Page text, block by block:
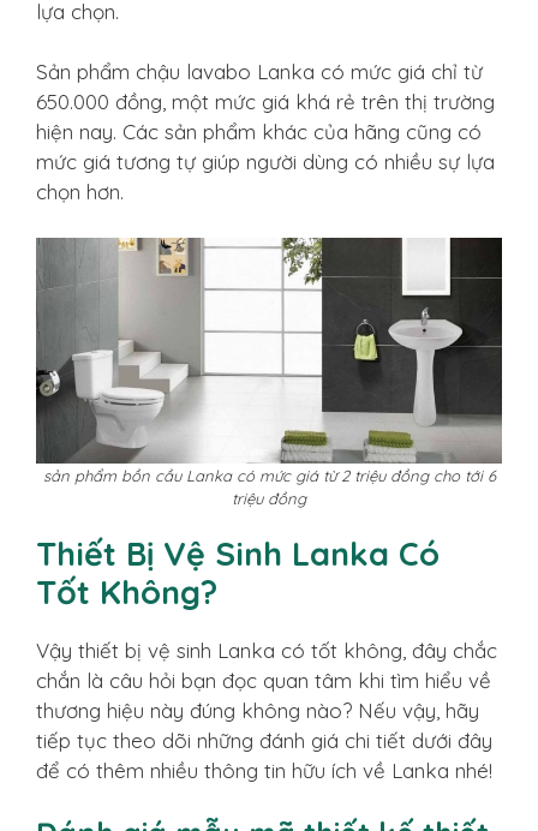
lựa chọn.
Sản phẩm chậu lavabo Lanka có mức giá chỉ từ
650.000 đồng, một mức giá khá rẻ trên thị trường
hiện nay. Các sản phẩm khác của hãng cũng có
mức giá tương tự giúp người dùng có nhiều sự lựa
chọn hơn.
sản phẩm bồn cầu Lanka có mức giá từ 2 triệu đồng cho tới 6
triệu đồng
Thiết Bị Vệ Sinh Lanka Có
Tốt Không?
Vậy thiết bị vệ sinh Lanka có tốt không, đây chắc
chắn là câu hỏi bạn đọc quan tâm khi tìm hiểu về
thương hiệu này đúng không nào? Nếu vậy, hãy
tiếp tục theo dõi những đánh giá chi tiết dưới đây
để có thêm nhiều thông tin hữu ích về Lanka nhé!